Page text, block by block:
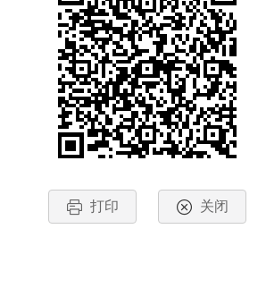
打印 关闭